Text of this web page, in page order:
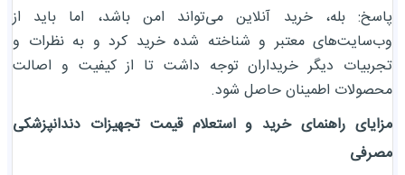
پاسخ: بله، خرید آنلاین می‌تواند امن باشد، اما باید از
وب‌سایت‌های معتبر و شناخته شده خرید کرد و به نظرات و
تجربیات دیگر خریداران توجه داشت تا از کیفیت و اصالت
محصولات اطمینان حاصل شود.
مزایای راهنمای خرید و استعلام قیمت تجهیزات دندانپزشکی
مصرفی